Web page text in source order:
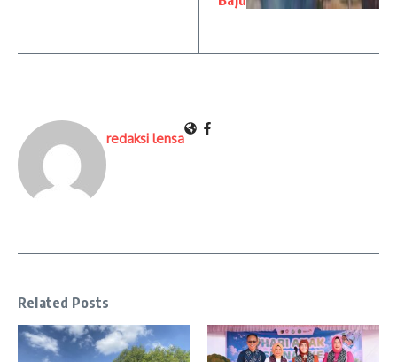
redaksi lensa
Related Posts